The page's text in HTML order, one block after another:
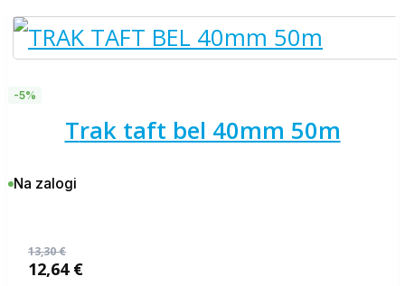
-5%
trak taft bel 40mm 50m
Na zalogi
13,30€
12,64 €